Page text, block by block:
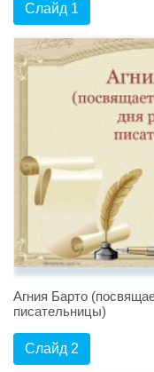
Слайд 1
Агния Барто
писательницы)
Слайд 2